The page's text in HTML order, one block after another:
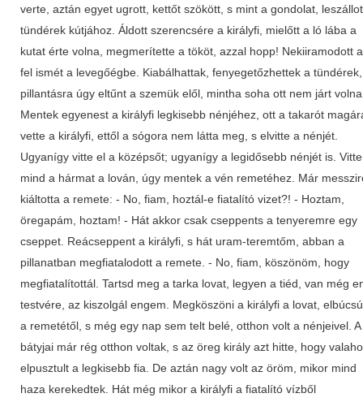
verte, aztán egyet ugrott, kettőt szökött, s mint a gondolat,
tündérek kútjához. Áldott szerencsére a királyfi, mielőtt a ló lába a
kutat érte volna, megmerítette a tököt, azzal hopp! Nekiiramodott
fel ismét a levegőégbe. Kiabálhattak, fenyegetőzhettek a
pillantásra úgy eltűnt a szemük elől, mintha soha ott nem járt
Mentek egyenest a királyfi legkisebb nénjéhez, ott a takarót
vette a királyfi, ettől a sógora nem látta meg, s elvitte a nénjét.
Ugyanígy vitte el a középsőt; ugyanígy a legidősebb nénjét is. Vitte
mind a hármat a lován, úgy mentek a vén remetéhez. Már
kiáltotta a remete: - No, fiam, hoztál-e fiatalító vizet?! - Hoztam,
öregapám, hoztam! - Hát akkor csak cseppents a tenyeremre egy
cseppet. Reácseppent a királyfi, s hát uram-teremtőm, abban a
pillanatban megfiatalodott a remete. - No, fiam, köszönöm, hogy
megfiatalítottál. Tartsd meg a tarka lovat, legyen a tiéd, van még
testvére, az kiszolgál engem. Megköszöni a királyfi a lovat,
a remetétől, s még egy nap sem telt belé, otthon volt a nénjeivel. A
bátyjai már rég otthon voltak, s az öreg király azt hitte, hogy
elpusztult a legkisebb fia. De aztán nagy volt az öröm, mikor mind
haza kerekedtek. Hát még mikor a királyfi a fiatalító vízből